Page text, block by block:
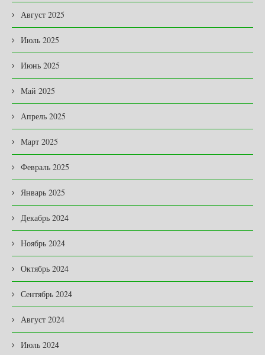
Август 2025
Июль 2025
Июнь 2025
Май 2025
Апрель 2025
Март 2025
Февраль 2025
Январь 2025
Декабрь 2024
Ноябрь 2024
Октябрь 2024
Сентябрь 2024
Август 2024
Июль 2024